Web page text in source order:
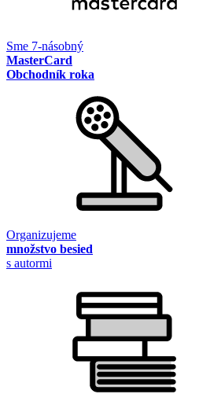
Sme 7-násobný
MasterCard
Obchodník roka
Organizujeme
množstvo besied
s autormi